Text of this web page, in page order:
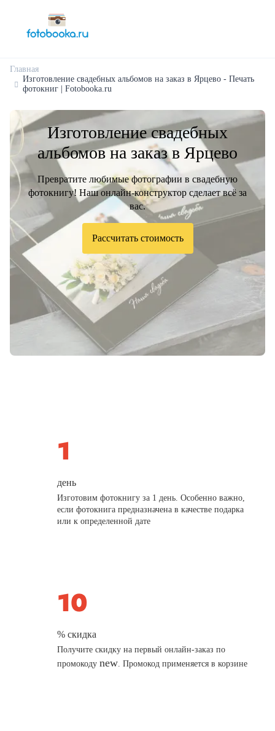
Главная
Изготовление свадебных альбомов на заказ в Ярцево - Печать
фотокниг | Fotobooka.ru
Изготовление свадебных
альбомов на заказ в Ярцево
Превратите любимые фотографии в свадебную
фотокнигу! Наш онлайн-конструктор сделает всё за
вас.
Рассчитать стоимость
день
Изготовим фотокнигу за 1 день. Особенно важно,
если фотокнига предназначена в качестве подарка
или к определенной дате
% скидка
Получите скидку на первый онлайн-заказ по
промокодуnew. Промокод применяется в корзине